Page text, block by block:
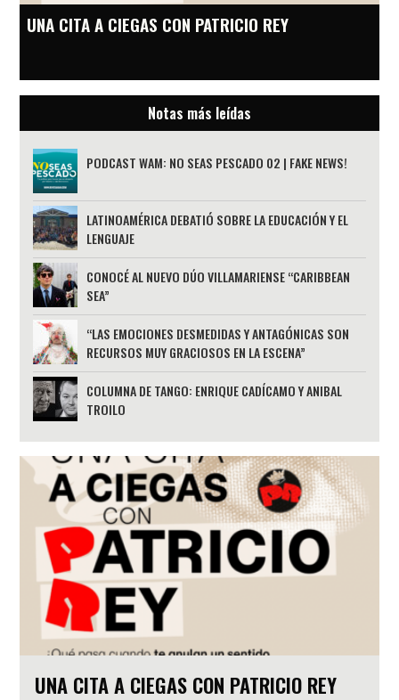
UNA CITA A CIEGAS CON PATRICIO REY
Notas más leídas
PODCAST WAM: NO SEAS PESCADO 02 | FAKE NEWS!
LATINOAMÉRICA DEBATIÓ SOBRE LA EDUCACIÓN Y EL
LENGUAJE
CONOCÉ AL NUEVO DÚO VILLAMARIENSE “CARIBBEAN
SEA”
“LAS EMOCIONES DESMEDIDAS Y ANTAGÓNICAS SON
RECURSOS MUY GRACIOSOS EN LA ESCENA”
COLUMNA DE TANGO: ENRIQUE CADÍCAMO Y ANIBAL
TROILO
UNA CITA A CIEGAS CON PATRICIO REY